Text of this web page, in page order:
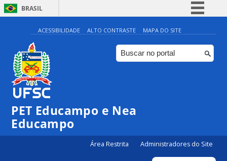
BRASIL
Simplifique!
Comunica BR
Participe
ACESSIBILIDADE ALTO CONTRASTE MAPA DO SITE
PET Educampo e Nea
Educampo
Área Restrita Administradores do Site